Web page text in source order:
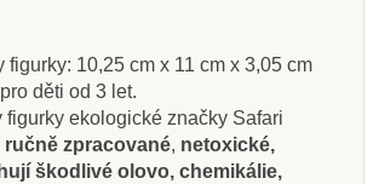
figurky: 10,25 cm x 11 cm x 3,05 cm
děti od 3 let.
figurky ekologické značky Safari
ručně zpracované, netoxické,
škodlivé olovo, chemikálie,